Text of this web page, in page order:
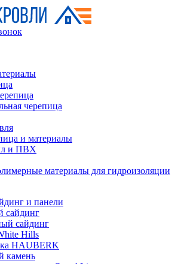
черепица
и материалы
и ПВХ
материалы для гидроизоляции
и панели
сайдинг
сайдинг
Hills
HAUBERK
камень